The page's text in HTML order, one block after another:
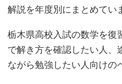
解説を年度別にまとめてい
栃木県高校入試の数学を復
で解き方を確認したい人、
ながら勉強したい人向けの